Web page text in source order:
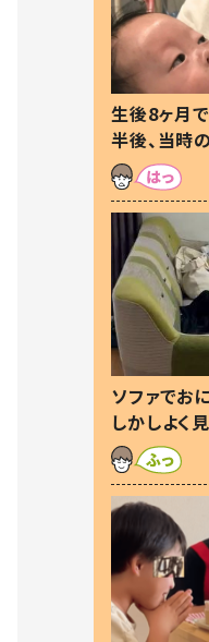
生後8ヶ月
半後、当時
た本音とは
ソファでお
しかしよく
察した母の
す！」「現行犯